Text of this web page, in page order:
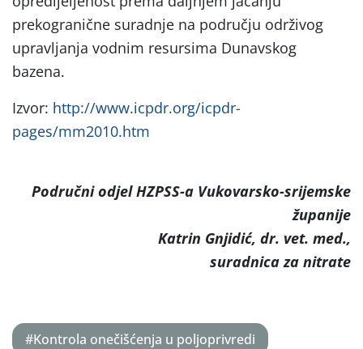
prekogranične suradnje na području održivog
upravljanja vodnim resursima Dunavskog
bazena.
Izvor: http://www.icpdr.org/icpdr-
pages/mm2010.htm
Područni odjel HZPSS-a Vukovarsko-srijemske
županije
Katrin Gnjidić, dr. vet. med.,
suradnica za nitrate
#Kontrola onečišćenja u poljoprivredi